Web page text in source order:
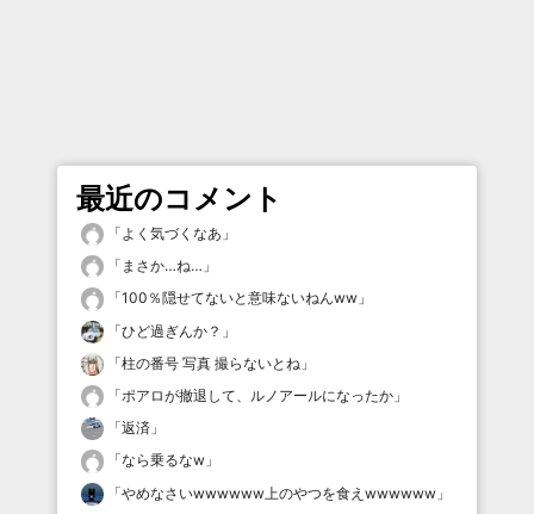
最近のコメント
「よく気づくなあ 」
「 まさか…ね… 」
「100％隠せてないと意味ないねんww 」
「ひど過ぎんか？ 」
「柱の番号 写真 撮らないとね 」
「ポアロが撤退して、ルノアールになったか 」
「返済 」
「なら乗るなw 」
「やめなさいwwwwww上のやつを食えwwwwww 」